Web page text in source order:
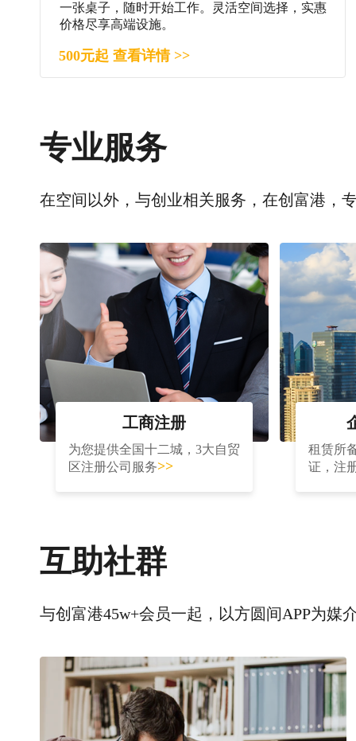
一张桌子，随时开始工作。灵活空间选择，实惠
价格尽享高端设施。
500元起 查看详情 >>
专业服务
在空间以外，与创业相关服务，在创富港，
工商注册
为您提供全国十二城，3大自贸
区注册公司服务>>
租赁所
证，注
互助社群
与创富港45w+会员一起，以方圆间APP为媒